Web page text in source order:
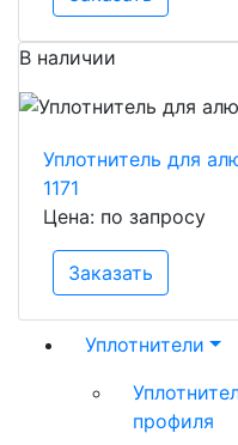
В наличии
Уплотнитель для
1171
Цена: по запросу
Заказать
Уплотнители
профиля